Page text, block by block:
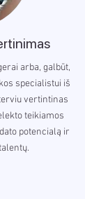
arba, galbūt,
specialistui iš
vertintinas
teikiamos
potencialą ir